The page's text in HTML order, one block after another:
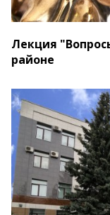
Лекция
районе